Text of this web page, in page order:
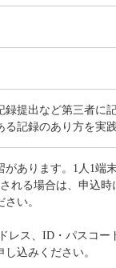
提出など第三者に
記録のあり方を実
あります。1人1端
れる場合は、申込
い。
レス、ID・パスコー
込みください。